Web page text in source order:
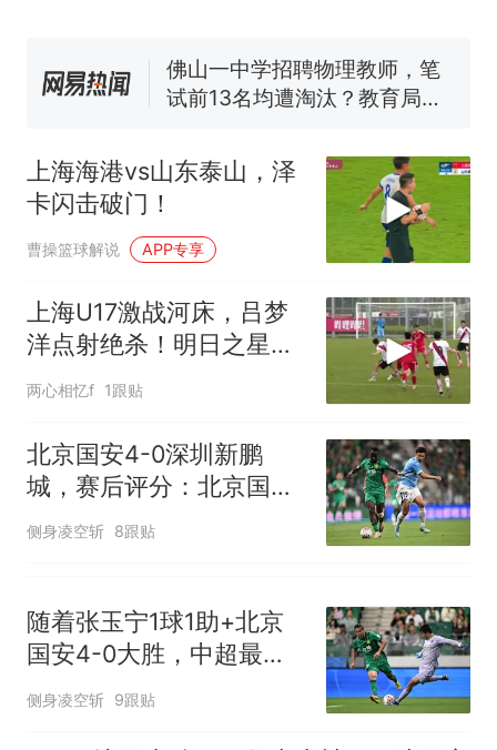
佛山一中学招聘物理教师，笔
试前13名均遭淘汰？教育局：
核查
力已达15级 最新研判
享界G9车型预售价公布：
热 那个在床头放菜刀的女孩，
人生
上海海港vs山东泰山，泽
卡闪击破门！
曹操篮球解说 APP专享
上海U17激战河床，吕梦
洋点射绝杀！明日之星冠
军杯精彩瞬间
两心相忆f 1跟贴
北京国安4-0深圳新鹏
城，赛后评分：北京国安
23号排第一
侧身凌空斩 8跟贴
随着张玉宁1球1助+北京
国安4-0大胜，中超最新
积分榜出炉
侧身凌空斩 9跟贴